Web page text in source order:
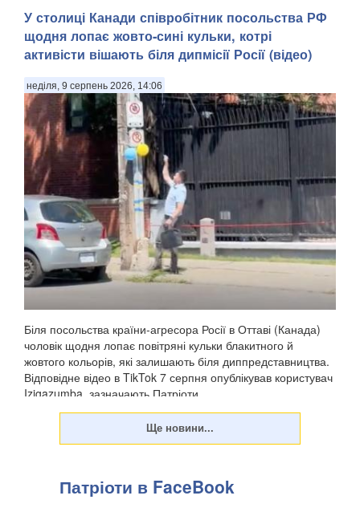
У столиці Канади співробітник посольства РФ
щодня лопає жовто-сині кульки, котрі
активісти вішають біля дипмісії Росії (відео)
неділя, 9 серпень 2026, 14:06
Біля посольства країни-агресора Росії в Оттаві (Канада)
чоловік щодня лопає повітряні кульки блакитного й
жовтого кольорів, які залишають біля диппредставництва.
Відповідне відео в TikTok 7 серпня опублікував користувач
Izigazumba, зазначають Патріоти ...
Патріоти в FaceBook